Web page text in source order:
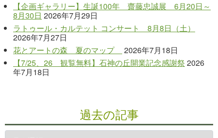
【企画ギャラリー】生誕100年 齋藤忠誠展 6月20日～
8月30日 2026年7月29日
ラトゥール・カルテット コンサート 8月8日（土）
2026年7月27日
花とアートの森 夏のマップ
2026年7月18日
【7/25、26 観覧無料】石神の丘開業記念感謝祭 2026
年7月18日
過去の記事